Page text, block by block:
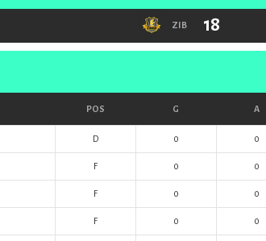
ZIB 18
POS G A
D 0 0
F 0 0
F 0 0
F 0 0